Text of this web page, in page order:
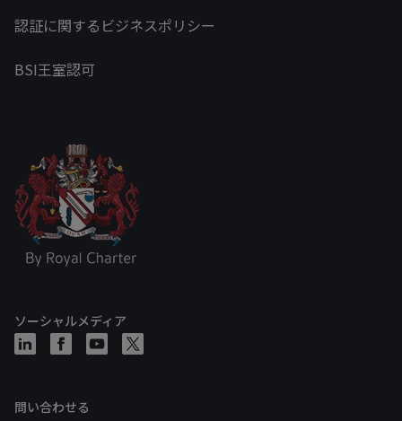
認証に関するビジネスポリシー
BSI王室認可
ソーシャルメディア
問い合わせる